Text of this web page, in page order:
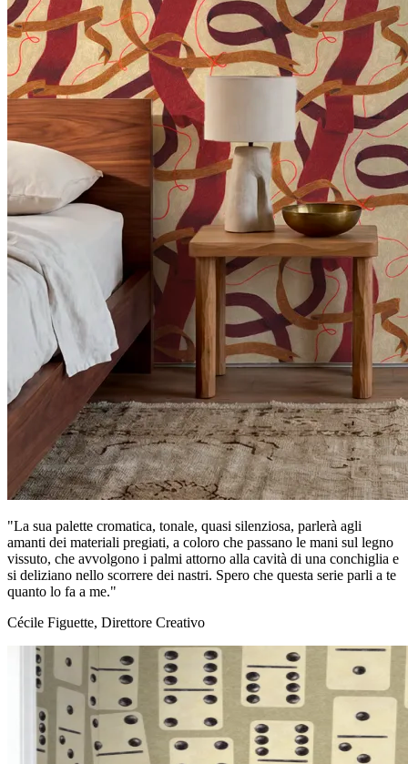
"La sua palette cromatica, tonale, quasi silenziosa, parlerà agli
amanti dei materiali pregiati, a coloro che passano le mani sul legno
vissuto, che avvolgono i palmi attorno alla cavità di una conchiglia e
si deliziano nello scorrere dei nastri. Spero che questa serie parli a te
quanto lo fa a me."
Cécile Figuette, Direttore Creativo